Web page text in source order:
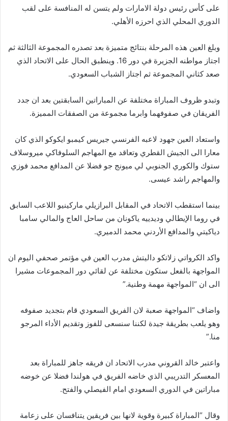
على كأس رئيس دولة الامارات ولم يتسن له المنافسة على لقب
الدوري المحلي الذي احرزه الأهلي.
وبلغ العين هذه المرحلة بنتائج متميزة بعد تصدره المجموعة الثالثة ثم
اجتاز مواطنه الجزيرة في دور 16. وينطبق الحال على الاتحاد الذي
صعد كثاني المجموعة ثم اجتاز الشباب السعودي.
وتبدو ظروف المباراة مختلفة عن المباراتين السابقتين بعد ان جدد
الفريقان في صفوفهما وابرما مجموعة من الصفقات المميزة.
واستعاد العين جهود لاعبه الفرنسي جيريس كيمبو ايكوكو الذي كان
معارا الى الجيش القطري وتعاقد مع المهاجم السلوفاكي ميروسلاف
ستوك والكوري الجنوبي لي ميونج جو فضلا عن المدافع محمد فوزي
والمهاجم راشد عيسى.
بينما استقطب الاتحاد في المقابل البرازيلي ماركينيو اللاعب السابق
في روما الإيطالي وديدييه ياكونان من ساحل العاج والمالي سامبا
دياكيتي والمدافع الأردني محمد الدميري.
واكد الكرواتي زلاتكو داليتش مدرب العين في مؤتمر صحفي اليوم ان
المواجهة بالفعل ستكون مختلفة عن لقائي دور المجموعات مشيرا
الى ان “المواجهة مهمة وطنية.”
واضاف “المواجهة صعبة لان الفريق السعودي قام بتجديد صفوفه
وهو يلعب بطريقة جيدة لكننا سنسعى للفوز وتقديم الأداء المرجو
منا.”
واعتبر خالد القروني مدرب الاتحاد ان فريقه جاهز للمباراة بعد
المعسكر التدريبي الذي خاضه الفريق في هولندا فضلا عن خوضه
مباراتين في الدوري السعودي امام الفيصلي والفتح.
وقال “المباراة كبيرة وقوية لانها بين فريقين يتنافسان على زعامة